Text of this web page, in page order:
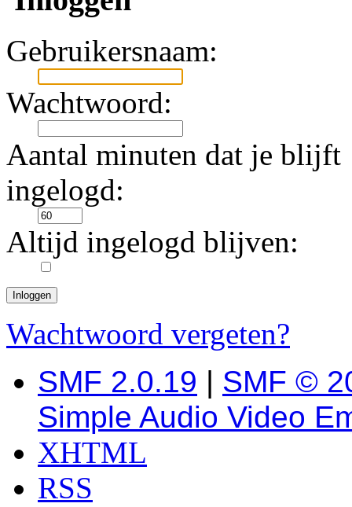
Gebruikersnaam:
Wachtwoord:
Aantal minuten dat je blijft
ingelogd:
Altijd ingelogd blijven:
Wachtwoord vergeten?
SMF 2.0.19 | SMF ©
Simple Audio Video
XHTML
RSS